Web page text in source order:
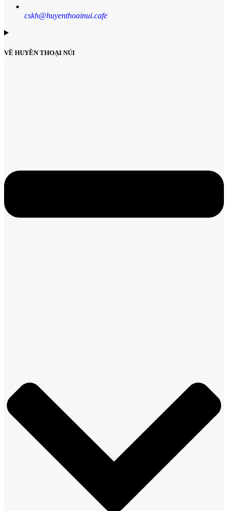
cskh@huyenthoainui.cafe
VỀ HUYỀN THOẠI NÚI